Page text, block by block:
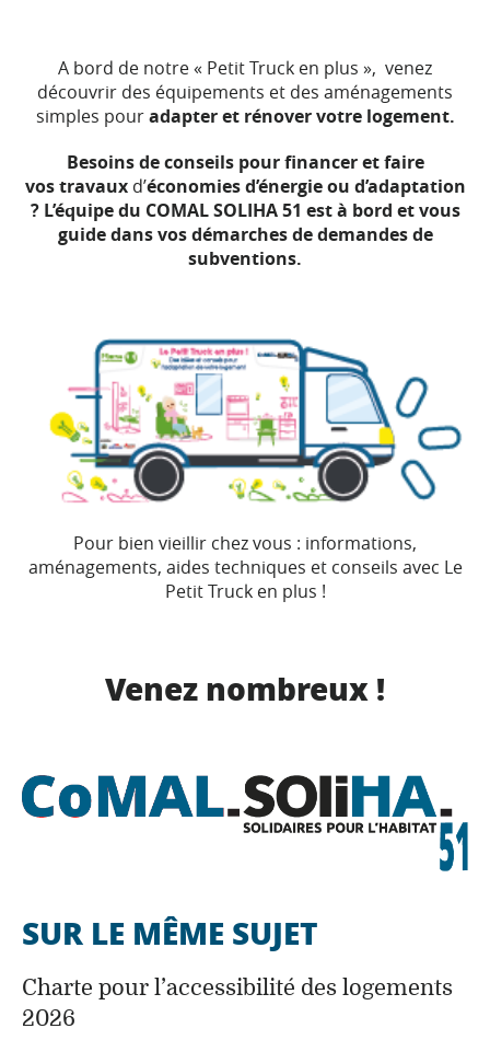
A bord de notre « Petit Truck en plus », venez
découvrir des équipements et des aménagements
simples pouradapter et rénover votre logement.
Besoins de conseils pour financer et faire
vos travauxd’économies d’énergie ou d’adaptation
? L’équipe du COMAL SOLIHA 51 est à bord et vous
guide dans vos démarches de demandes de
subventions.
Pour bien vieillir chez vous : informations,
aménagements, aides techniques et conseils avec Le
Petit Truck en plus !
Venez nombreux !
SUR LE MÊME SUJET
Charte pour l’accessibilité des logements
2026